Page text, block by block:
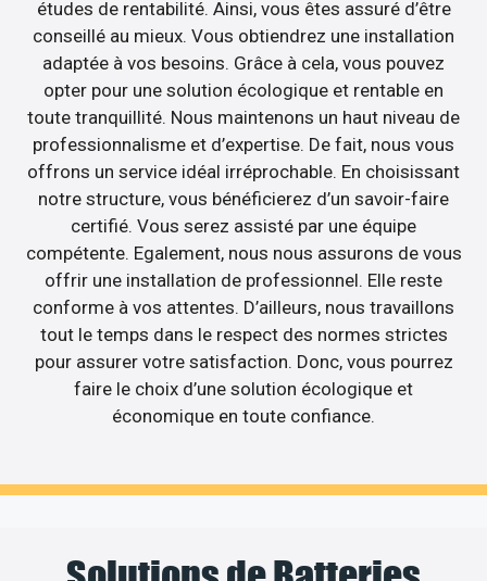
études de rentabilité. Ainsi, vous êtes assuré d’être
conseillé au mieux. Vous obtiendrez une installation
adaptée à vos besoins. Grâce à cela, vous pouvez
opter pour une solution écologique et rentable en
toute tranquillité. Nous maintenons un haut niveau de
professionnalisme et d’expertise. De fait, nous vous
offrons un service idéal irréprochable. En choisissant
notre structure, vous bénéficierez d’un savoir-faire
certifié. Vous serez assisté par une équipe
compétente. Egalement, nous nous assurons de vous
offrir une installation de professionnel. Elle reste
conforme à vos attentes. D’ailleurs, nous travaillons
tout le temps dans le respect des normes strictes
pour assurer votre satisfaction. Donc, vous pourrez
faire le choix d’une solution écologique et
économique en toute confiance.